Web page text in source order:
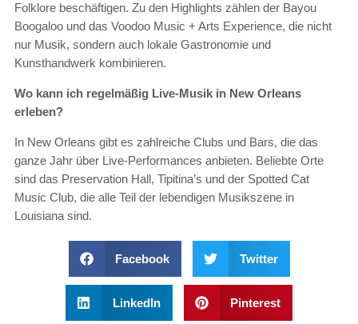
Folklore beschäftigen. Zu den Highlights zählen der Bayou
Boogaloo und das Voodoo Music + Arts Experience, die nicht
nur Musik, sondern auch lokale Gastronomie und
Kunsthandwerk kombinieren.
Wo kann ich regelmäßig Live-Musik in New Orleans
erleben?
In New Orleans gibt es zahlreiche Clubs und Bars, die das
ganze Jahr über Live-Performances anbieten. Beliebte Orte
sind das Preservation Hall, Tipitina’s und der Spotted Cat
Music Club, die alle Teil der lebendigen Musikszene in
Louisiana sind.
Facebook Twitter
LinkedIn Pinterest